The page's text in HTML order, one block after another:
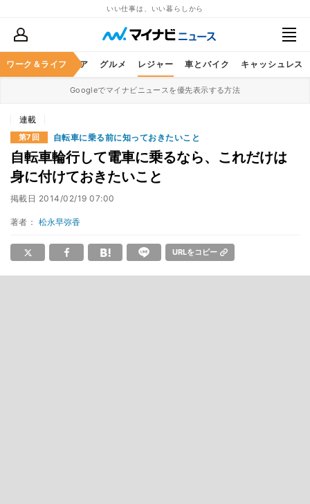
いい仕事は、いい暮らしから
ワーク＆ライフ
暮らし ヘルスケア グルメ レジャー 車とバイク キャッシュレス
Googleでマイナビニュースを優先表示する方法
連載
第7回 自転車に乗る前に知っておきたいこと
自転車輪行して電車に乗るなら、これだけは
身に付けておきたいこと
掲載日 2014/02/19 07:00
著者： 松永早弥香
URLをコピー